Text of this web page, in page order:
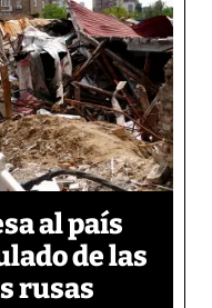
al país
de las
rusas